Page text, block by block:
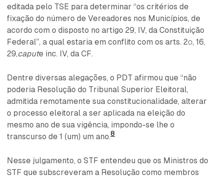
editada pelo TSE para determinar “os critérios de
fixação do número de Vereadores nos Municípios, de
acordo com o disposto no artigo 29, IV, da Constituição
Federal”, a qual estaria em conflito com os arts. 2º, 16,
29,capute inc. IV, da CF.
Dentre diversas alegações, o PDT afirmou que “não
poderia Resolução do Tribunal Superior Eleitoral,
admitida remotamente sua constitucionalidade, alterar
o processo eleitoral a ser aplicada na eleição do
mesmo ano de sua vigência, impondo-se lhe o
transcurso de 1 (um) um ano.8
Nesse julgamento, o STF entendeu que os Ministros do
STF que subscreveram a Resolução como membros